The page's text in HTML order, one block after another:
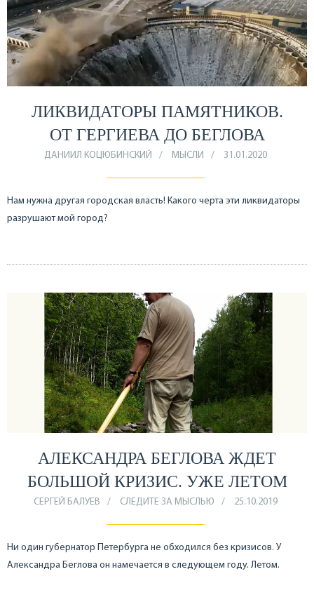
ЛИКВИДАТОРЫ ПАМЯТНИКОВ.
ОТ ГЕРГИЕВА ДО БЕГЛОВА
ДАНИИЛ КОЦЮБИНСКИЙ МЫСЛИ 31.01.2020
Нам нужна другая городская власть! Какого черта эти ликвидаторы
разрушают мой город?
АЛЕКСАНДРА БЕГЛОВА ЖДЕТ
БОЛЬШОЙ КРИЗИС. УЖЕ ЛЕТОМ
СЕРГЕЙ БАЛУЕВ СЛЕДИТЕ ЗА МЫСЛЬЮ 25.10.2019
Ни один губернатор Петербурга не обходился без кризисов. У
Александра Беглова он намечается в следующем году. Летом.